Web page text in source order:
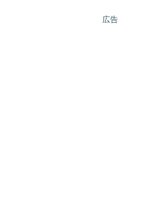
広告